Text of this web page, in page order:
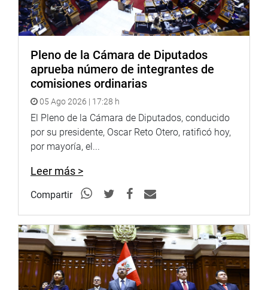
Por unanimidad (91 votos a favor), la norma fue
exonerada de segunda votación.
OFICINA DE COMUNICACIONES E IMAGEN
INSTITUCIONAL
Pleno de la Cámara de Diputados
aprueba número de integrantes de
comisiones ordinarias
05 Ago 2026 | 17:28 h
El Pleno de la Cámara de Diputados, conducido
por su presidente, Oscar Reto Otero, ratificó hoy,
por mayoría, el...
Leer más >
Compartir